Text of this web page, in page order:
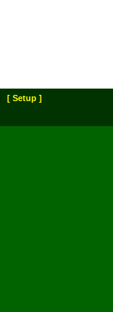
[ Setup ]